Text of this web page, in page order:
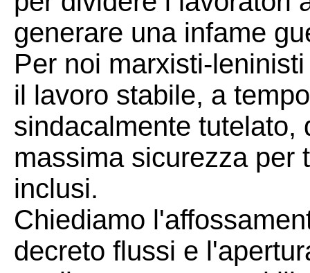
generare una infame
Per noi marxisti-
il lavoro stabile, a
sindacalmente tutelato,
massima sicurezza per
inclusi.
Chiediamo
decreto flussi e